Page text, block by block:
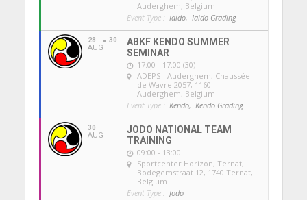
Auderghem, Belgium
Event Type : Iaido, Iaido Grading
28
AUG
30
ABKF KENDO SUMMER
SEMINAR
17:00 - 17:00 (30)
ADEPS - Auderghem, Chaussée
de Wavre 2057, 1160
Auderghem, Belgium
Event Type : Kendo, Kendo Grading
30
AUG
JODO NATIONAL TEAM
TRAINING
09:00 - 13:00
Sportcenter Horizon, Ternat,
Bodegemstraat 12, 1740 Ternat,
Belgium
Event Type : Jodo